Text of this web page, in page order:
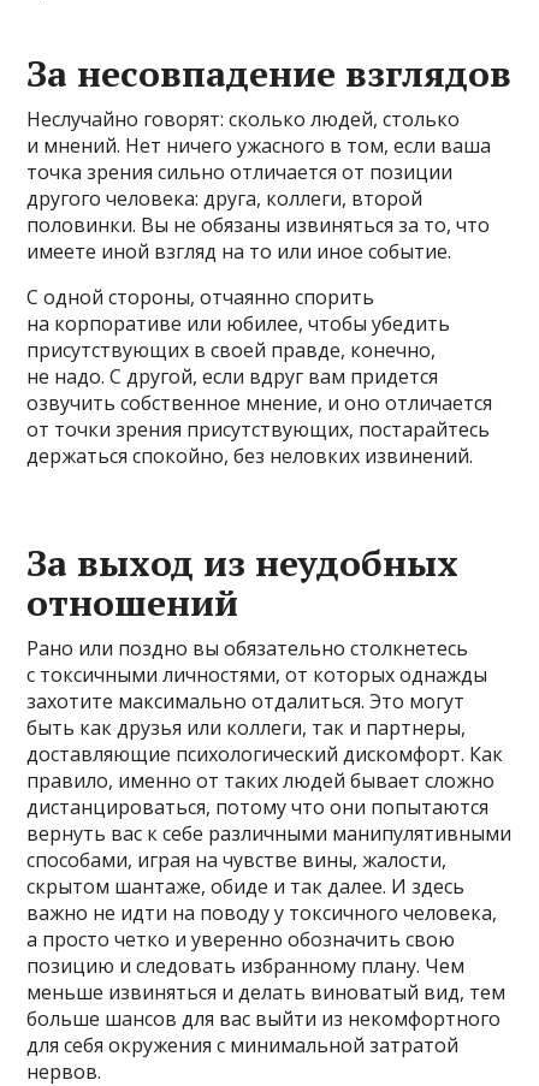
За несовпадение взглядов
Неслучайно говорят: сколько людей, столько
и мнений. Нет ничего ужасного в том, если ваша
точка зрения сильно отличается от позиции
другого человека: друга, коллеги, второй
половинки. Вы не обязаны извиняться за то, что
имеете иной взгляд на то или иное событие.
С одной стороны, отчаянно спорить
на корпоративе или юбилее, чтобы убедить
присутствующих в своей правде, конечно,
не надо. С другой, если вдруг вам придется
озвучить собственное мнение, и оно отличается
от точки зрения присутствующих, постарайтесь
держаться спокойно, без неловких извинений.
За выход из неудобных
отношений
Рано или поздно вы обязательно столкнетесь
с токсичными личностями, от которых однажды
захотите максимально отдалиться. Это могут
быть как друзья или коллеги, так и партнеры,
доставляющие психологический дискомфорт. Как
правило, именно от таких людей бывает сложно
дистанцироваться, потому что они попытаются
вернуть вас к себе различными манипулятивными
способами, играя на чувстве вины, жалости,
скрытом шантаже, обиде и так далее. И здесь
важно не идти на поводу у токсичного человека,
а просто четко и уверенно обозначить свою
позицию и следовать избранному плану. Чем
меньше извиняться и делать виноватый вид, тем
больше шансов для вас выйти из некомфортного
для себя окружения с минимальной затратой
нервов.